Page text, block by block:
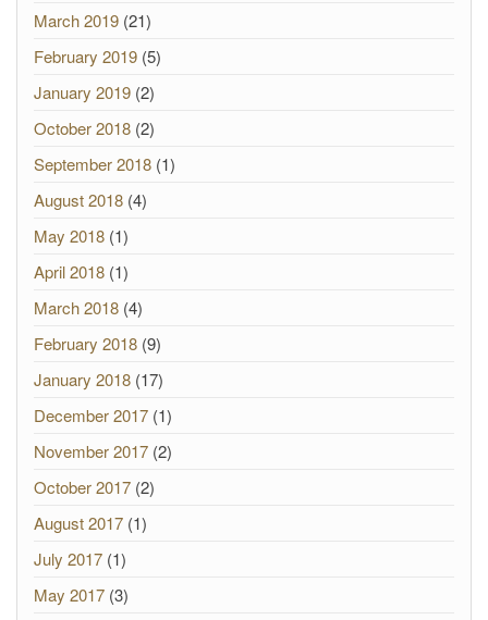
March 2019 (21)
February 2019 (5)
January 2019 (2)
October 2018 (2)
September 2018 (1)
August 2018 (4)
May 2018 (1)
April 2018 (1)
March 2018 (4)
February 2018 (9)
January 2018 (17)
December 2017 (1)
November 2017 (2)
October 2017 (2)
August 2017 (1)
July 2017 (1)
May 2017 (3)